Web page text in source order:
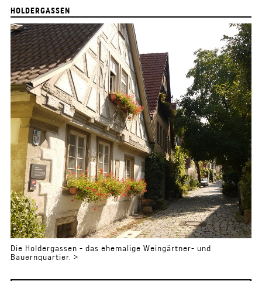
HOLDERGASSEN
Die Holdergassen - das ehemalige Weingärtner- und
Bauernquartier. >